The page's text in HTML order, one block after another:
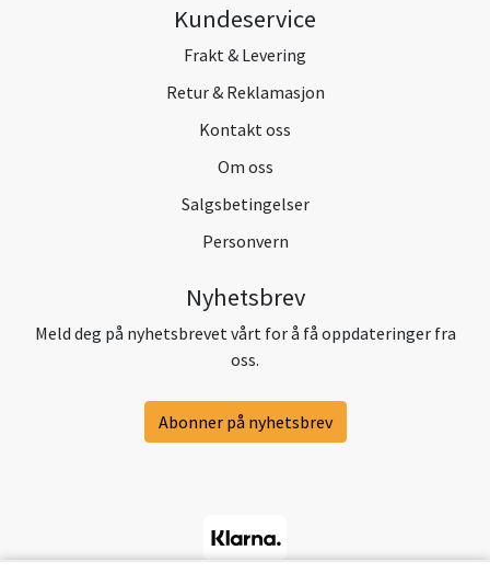
Kundeservice
Frakt & Levering
Retur & Reklamasjon
Kontakt oss
Om oss
Salgsbetingelser
Personvern
Nyhetsbrev
Meld deg på nyhetsbrevet vårt for å få oppdateringer fra
oss.
Abonner på nyhetsbrev